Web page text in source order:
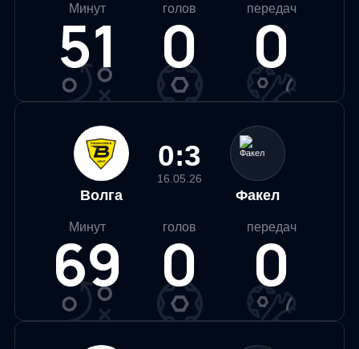
Минут
51
голов
0
передач
0
Волга
0:3
16.05.26
Факел
Минут
69
голов
0
передач
0